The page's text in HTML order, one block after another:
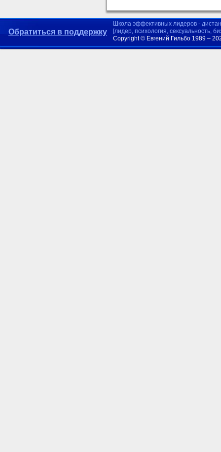
Обратиться в поддержку
Школа эффективных лидеров -
[лидер, психология, сексуальность,
Copyright © Евгений Гильбо 1989 –